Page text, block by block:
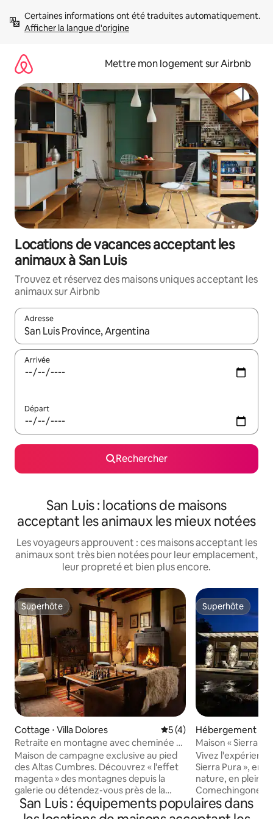
directement
Afficher la langue d'origine
Mettre mon logement sur Airbnb
Locations de vacances acceptant les
animaux à San Luis
Trouvez et réservez des maisons uniques acceptant les
animaux sur Airbnb
Adresse
Lorsque les résultats s'affichent, utilisez les flèches vers le
Arrivée
Départ
Rechercher
San Luis : locations de maisons
acceptant les animaux les mieux notées
Les voyageurs approuvent : ces maisons acceptant les
animaux sont très bien notées pour leur emplacement,
leur propreté et bien plus encore.
Superhôte
Superhôte
Cottage ⋅ Villa Dolores Évaluation moyenne sur
5 (4)
Retraite en montagne avec cheminée et
chevaux
Maison de campagne exclusive au pied
des Altas Cumbres. Découvrez « l'effet
magenta » des montagnes depuis la
galerie ou détendez-vous près de la
piscine et de la terrasse. 3 chambres, 3
salles de bain complètes et un grand
Superhôte
Superhôte
Hébergement ⋅
Maison « Sierra
plantation
Vivez
Sierra Pura »,
nature, en pleine
Comechingones.
une vue
ou profitez de
San Luis : équipements populaires dans